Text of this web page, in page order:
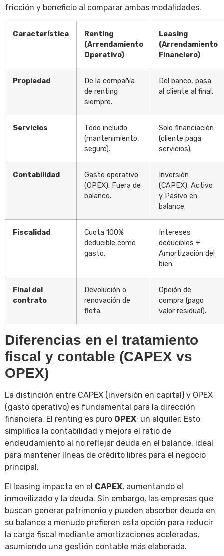
fricción y beneficio al comparar ambas modalidades.
Característica
Renting
(Arrendamiento
Operativo)
Leasing
(Arrendamiento
Financiero)
Propiedad
De la compañía
de renting
siempre.
Del banco, pasa
al cliente al final.
Servicios
Todo incluido
(mantenimiento,
seguro).
Solo financiación
(cliente paga
servicios).
Contabilidad
Gasto operativo
(OPEX). Fuera de
balance.
Inversión
(CAPEX). Activo
y Pasivo en
balance.
Fiscalidad
Cuota 100%
deducible como
gasto.
Intereses
deducibles +
Amortización del
bien.
Final del
contrato
Devolución o
renovación de
flota.
Opción de
compra (pago
valor residual).
Diferencias en el tratamiento
fiscal y contable (CAPEX vs
OPEX)
La distinción entre CAPEX (inversión en capital) y OPEX
(gasto operativo) es fundamental para la dirección
financiera. El renting es puro OPEX; un alquiler. Esto
simplifica la contabilidad y mejora el ratio de
endeudamiento al no reflejar deuda en el balance, ideal
para mantener líneas de crédito libres para el negocio
principal.
El leasing impacta en el CAPEX, aumentando el
inmovilizado y la deuda. Sin embargo, las empresas que
buscan generar patrimonio y pueden absorber deuda en
su balance a menudo prefieren esta opción para reducir
la carga fiscal mediante amortizaciones aceleradas,
asumiendo una gestión contable más elaborada.